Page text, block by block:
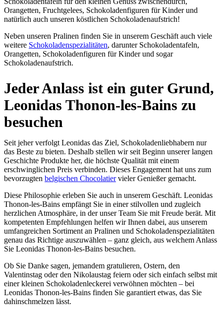
Orangetten, Fruchtgelees, Schokoladenfiguren für Kinder und
natürlich auch unseren köstlichen Schokoladenaufstrich!
Neben unseren Pralinen finden Sie in unserem Geschäft auch viele
weitere Schokoladenspezialitäten, darunter Schokoladentafeln,
Orangetten, Schokoladenfiguren für Kinder und sogar
Schokoladenaufstrich.
Jeder Anlass ist ein guter Grund,
Leonidas Thonon-les-Bains zu
besuchen
Seit jeher verfolgt Leonidas das Ziel, Schokoladenliebhabern nur
das Beste zu bieten. Deshalb stellen wir seit Beginn unserer langen
Geschichte Produkte her, die höchste Qualität mit einem
erschwinglichen Preis verbinden. Dieses Engagement hat uns zum
bevorzugten belgischen Chocolatiervieler Genießer gemacht.
Diese Philosophie erleben Sie auch in unserem Geschäft. Leonidas
Thonon-les-Bains empfängt Sie in einer stilvollen und zugleich
herzlichen Atmosphäre, in der unser Team Sie mit Freude berät. Mit
kompetenten Empfehlungen helfen wir Ihnen dabei, aus unserem
umfangreichen Sortiment an Pralinen und Schokoladenspezialitäten
genau das Richtige auszuwählen – ganz gleich, aus welchem Anlass
Sie Leonidas Thonon-les-Bains besuchen.
Ob Sie Danke sagen, jemandem gratulieren, Ostern, den
Valentinstag oder den Nikolaustag feiern oder sich einfach selbst mit
einer kleinen Schokoladenleckerei verwöhnen möchten – bei
Leonidas Thonon-les-Bains finden Sie garantiert etwas, das Sie
dahinschmelzen lässt.